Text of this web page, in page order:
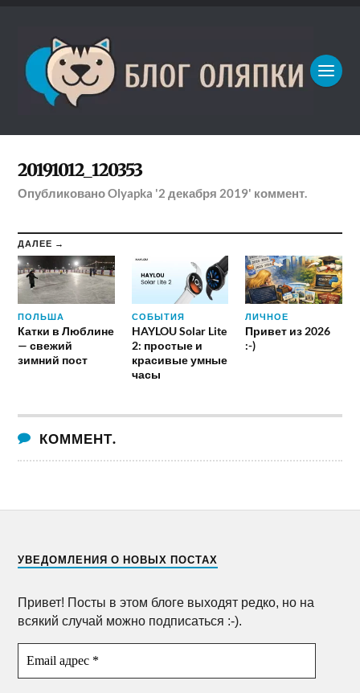
20191012_120353
ОпубликованоOlyapka '2 декабря 2019' коммент.
ДАЛЕЕ →
ПОЛЬША
Катки в Люблине
— свежий
зимний пост
СОБЫТИЯ
HAYLOU Solar Lite
2: простые и
красивые умные
часы
ЛИЧНОЕ
Привет из 2026
:-)
КОММЕНТ.
УВЕДОМЛЕНИЯ О НОВЫХ ПОСТАХ
Привет! Посты в этом блоге выходят редко, но на
всякий случай можно подписаться :-).